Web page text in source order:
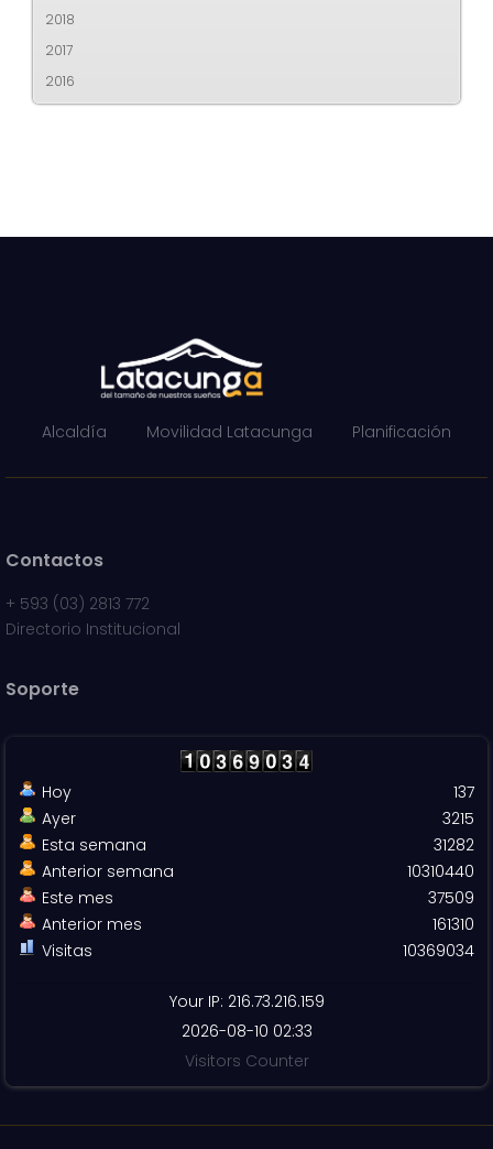
2018
2017
2016
Alcaldía Movilidad Latacunga Planificación
Contactos
+ 593 (03) 2813 772
Directorio Institucional
Soporte
Hoy
Ayer
Esta semana
Anterior semana
Este mes
Anterior mes
Visitas
137
3215
31282
10310440
37509
161310
10369034
Your IP: 216.73.216.159
2026-08-10 02:33
Visitors Counter